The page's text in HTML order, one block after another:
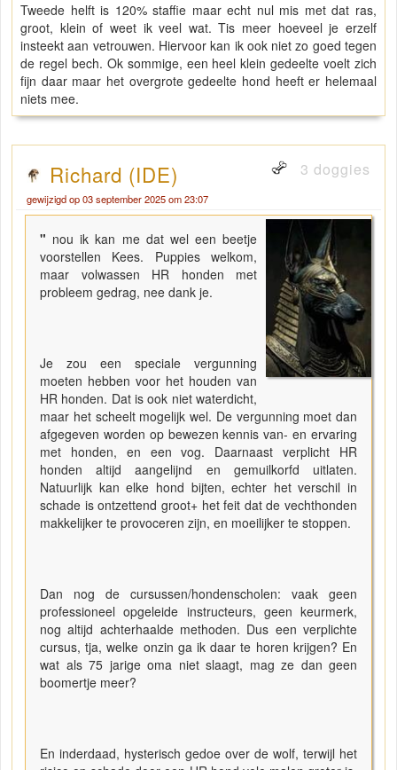
Tweede helft is 120% staffie maar echt nul mis met dat ras,
groot, klein of weet ik veel wat. Tis meer hoeveel je erzelf
insteekt aan vetrouwen. Hiervoor kan ik ook niet zo goed tegen
de regel bech. Ok sommige, een heel klein gedeelte voelt zich
fijn daar maar het overgrote gedeelte hond heeft er helemaal
niets mee.
Richard (IDE) 3 doggies
gewijzigd op 03 september 2025 om 23:07
" nou ik kan me dat wel een beetje
voorstellen Kees. Puppies welkom,
maar volwassen HR honden met
probleem gedrag, nee dank je.
Je zou een speciale vergunning
moeten hebben voor het houden van
HR honden. Dat is ook niet waterdicht,
maar het scheelt mogelijk wel. De vergunning moet dan
afgegeven worden op bewezen kennis van- en ervaring
met honden, en een vog. Daarnaast verplicht HR
honden altijd aangelijnd en gemuilkorfd uitlaten.
Natuurlijk kan elke hond bijten, echter het verschil in
schade is ontzettend groot+ het feit dat de vechthonden
makkelijker te provoceren zijn, en moeilijker te stoppen.
Dan nog de cursussen/hondenscholen: vaak geen
professioneel opgeleide instructeurs, geen keurmerk,
nog altijd achterhaalde methoden. Dus een verplichte
cursus, tja, welke onzin ga ik daar te horen krijgen? En
wat als 75 jarige oma niet slaagt, mag ze dan geen
boomertje meer?
En inderdaad, hysterisch gedoe over de wolf, terwijl het